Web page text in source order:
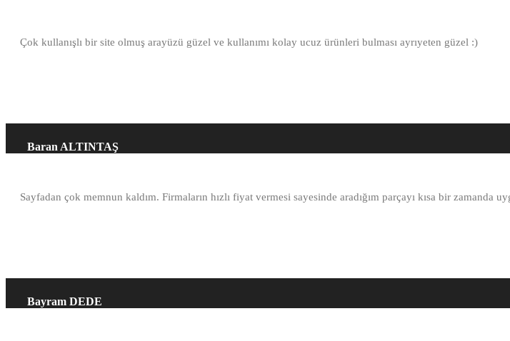
Çok kullanışlı bir site olmuş arayüzü güzel ve kullanımı kolay ucuz ürünleri bulması ayrıyeten güzel :)
Baran ALTINTAŞ
Sayfadan çok memnun kaldım. Firmaların hızlı fiyat vermesi sayesinde aradığım parçayı kısa bir zamanda
Bayram DEDE